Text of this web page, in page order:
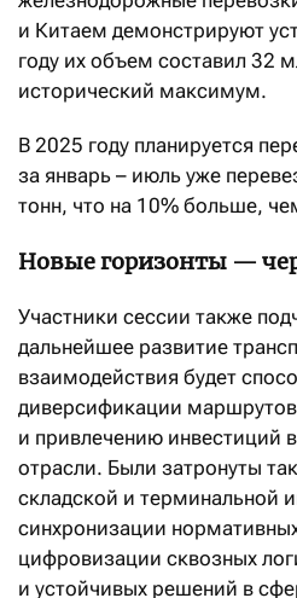
и Китаем демонстрируют
году их объем составил 32
исторический максимум.
В 2025 году планируется
за январь – июль уже
тонн, что на 10% больше,
Новые горизонты —
Участники сессии также
дальнейшее развитие
взаимодействия будет
диверсификации
и привлечению инвестиций
отрасли. Были затронуты
складской и терминальной
синхронизации
цифровизации сквозных
и устойчивых решений в